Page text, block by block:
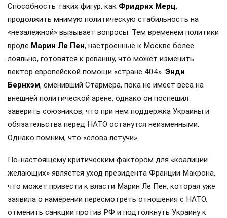
Способность таких фигур, как Фридрих Мерц,
продолжить мнимую политическую стабильность на
«незалежной» вызывает вопросы. Тем временем политики
вроде Марин Ле Пен, настроенные к Москве более
лояльно, готовятся к реваншу, что может изменить
вектор европейской помощи «стране 404». Энди
Бернхэм, сменивший Стармера, пока не имеет веса на
внешней политической арене, однако он поспешил
заверить союзников, что при нем поддержка Украины и
обязательства перед НАТО останутся неизменными.
Однако помним, что «слова летучи».
По-настоящему критическим фактором для «коалиции
желающих» является уход президента Франции Макрона,
что может привести к власти Марин Ле Пен, которая уже
заявила о намерении пересмотреть отношения с НАТО,
отменить санкции против РФ и подтолкнуть Украину к